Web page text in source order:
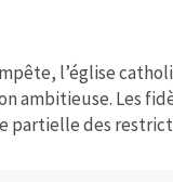
l’église
ambitieuse. Les
partielle des